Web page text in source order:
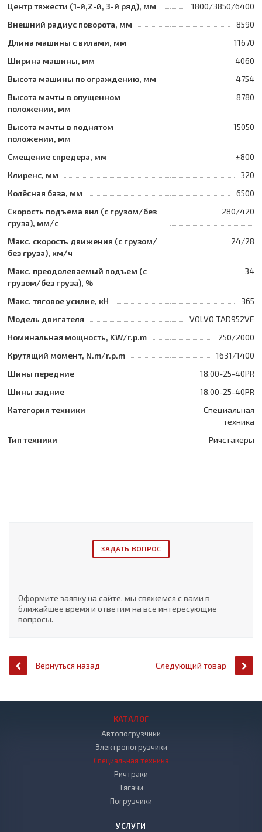
Центр тяжести (1-й,2-й, 3-й ряд), мм
1800/3850/6400
Внешний радиус поворота, мм
8590
Длина машины с вилами, мм
11670
Ширина машины, мм
4060
Высота машины по ограждению, мм
4754
Высота мачты в опущенном
положении, мм
8780
Высота мачты в поднятом
положении, мм
15050
Смещение спредера, мм
±800
Клиренс, мм
320
Колёсная база, мм
6500
Скорость подъема вил (с грузом/без
груза), мм/с
280/420
Макс. скорость движения (с грузом/
без груза), км/ч
24/28
Макс. преодолеваемый подъем (с
грузом/без груза), %
34
Макс. тяговое усилие, кН
365
Модель двигателя
VOLVO TAD952VE
Номинальная мощность, KW/r.p.m
250/2000
Крутящий момент, N.m/r.p.m
1631/1400
Шины передние
18.00-25-40PR
Шины задние
18.00-25-40PR
Категория техники
Специальная
техника
Тип техники
Ричстакеры
ЗАДАТЬ ВОПРОС
Оформите заявку на сайте, мы свяжемся с вами в
ближайшее время и ответим на все интересующие
вопросы.
Вернуться назад Следующий товар
КАТАЛОГ
Автопогрузчики
Электропогрузчики
Специальная техника
Ричтраки
Тягачи
Погрузчики
УСЛУГИ